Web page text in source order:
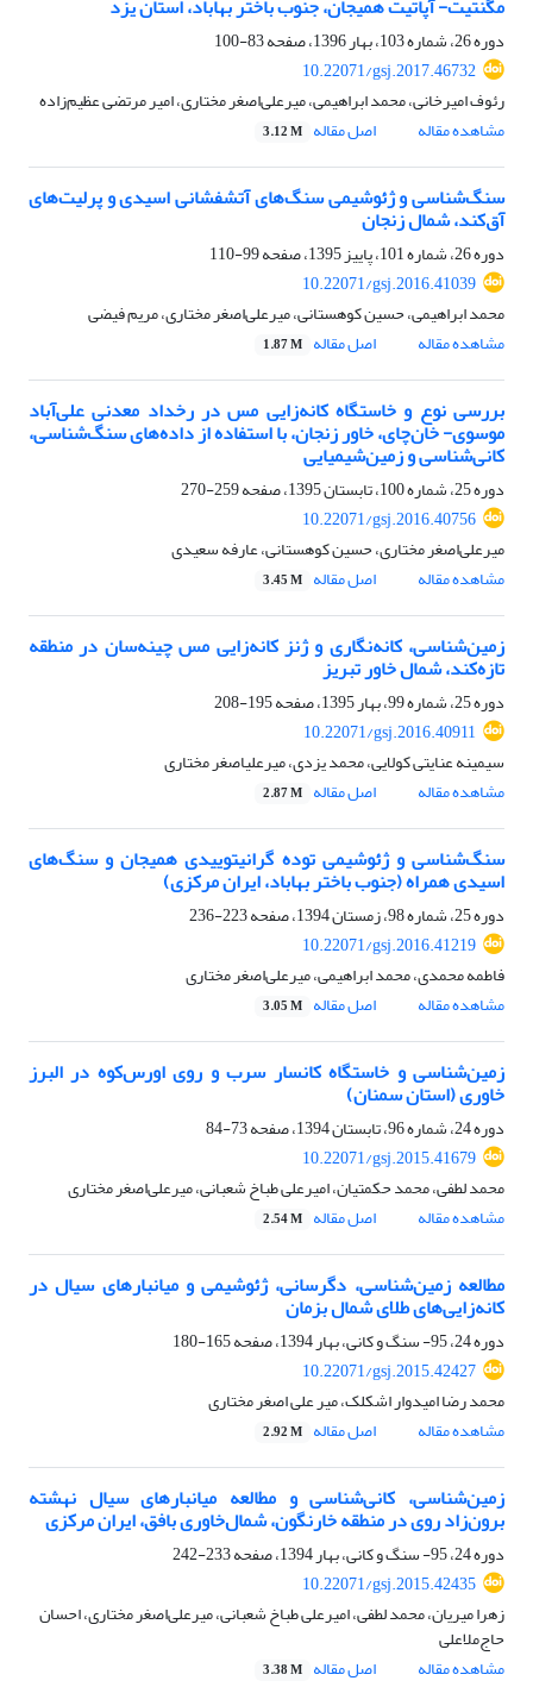
مگنتیت- آپاتیت همیجان، جنوب ‌باختر بهاباد، استان یزد
دوره 26، شماره 103، بهار 1396، صفحه
83-100
10.22071/gsj.2017.46732
رئوف امیرخانی، محمد ابراهیمی، میرعلی‌اصغر مختاری، امیر مرتضی عظیم‌زاده
مشاهده مقاله
اصل مقاله 3.12 M
سنگ‌شناسی و ژئوشیمی سنگ‌های آتشفشانی اسیدی و پرلیت‌های
آق‌کند، شمال زنجان
دوره 26، شماره 101، پاییز 1395، صفحه
99-110
10.22071/gsj.2016.41039
محمد ابراهیمی، حسین کوهستانی، میرعلی‌اصغر مختاری، مریم فیضی
مشاهده مقاله
اصل مقاله 1.87 M
بررسی نوع و خاستگاه کانه‌زایی مس در رخداد معدنی علی‌آباد
موسوی- خان‌چای، خاور زنجان، با استفاده از داده‌های سنگ‌شناسی،
کانی‌شناسی و زمین‌شیمیایی
دوره 25، شماره 100، تابستان 1395، صفحه
259-270
10.22071/gsj.2016.40756
میرعلی‌اصغر مختاری، حسین کوهستانی، عارفه سعیدی
مشاهده مقاله
اصل مقاله 3.45 M
زمین‌شناسی، کانه‌نگاری و ژنز کانه‌زایی مس چینه‌سان در منطقه
تازه‌کند، شمال خاور تبریز
دوره 25، شماره 99، بهار 1395، صفحه
195-208
10.22071/gsj.2016.40911
سیمینه عنایتی کولایی، محمد یزدی، میرعلی‎اصغر مختاری
مشاهده مقاله
اصل مقاله 2.87 M
سنگ‌شناسی و ژئوشیمی توده گرانیتوییدی همیجان و سنگ‌های
اسیدی همراه (جنوب‌ باختر بهاباد، ایران مرکزی)
دوره 25، شماره 98، زمستان 1394، صفحه
223-236
10.22071/gsj.2016.41219
فاطمه محمدی، محمد ابراهیمی، میرعلی‌اصغر مختاری
مشاهده مقاله
اصل مقاله 3.05 M
زمین‌شناسی و خاستگاه کانسار سرب و روی اورس‌کوه در البرز
خاوری (استان سمنان)
دوره 24، شماره 96، تابستان 1394، صفحه
73-84
10.22071/gsj.2015.41679
محمد لطفی، محمد حکمتیان، امیرعلی طباخ شعبانی، میرعلی‌اصغر مختاری
مشاهده مقاله
اصل مقاله 2.54 M
مطالعه زمین‌شناسی، دگرسانی، ژئوشیمی و میانبارهای سیال در
کانه‌زایی‌های طلای شمال بزمان
دوره 24، 95- سنگ و کانی، بهار 1394، صفحه
165-180
10.22071/gsj.2015.42427
محمد رضا امیدوار اشکلک، میر علی اصغر مختاری
مشاهده مقاله
اصل مقاله 2.92 M
زمین‌شناسی، کانی‌شناسی و مطالعه‌ میانبارهای سیال نهشته‌
برون‌زاد روی در منطقه‌ خارنگون، شمال‌خاوری بافق، ایران مرکزی
دوره 24، 95- سنگ و کانی، بهار 1394، صفحه
233-242
10.22071/gsj.2015.42435
زهرا میریان، محمد لطفی، امیرعلی طباخ شعبانی، میرعلی‌اصغر مختاری، احسان
حاج‌ملاعلی
مشاهده مقاله
اصل مقاله 3.38 M